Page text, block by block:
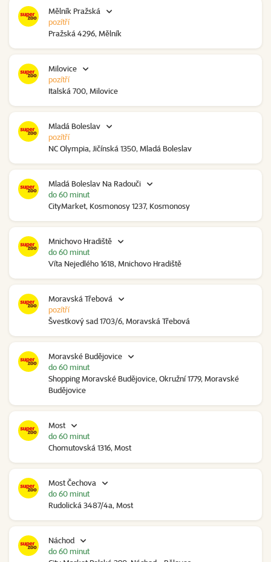
Mělník Pražská
Pražská 4296, Mělník
pozítří
Milovice
Italská 700, Milovice
pozítří
Mladá Boleslav
NC Olympia, Jičínská 1350, Mladá Boleslav
pozítří
Mladá Boleslav Na Radouči
CityMarket, Kosmonosy 1237, Kosmonosy
do 60 minut
Mnichovo Hradiště
Víta Nejedlého 1618, Mnichovo Hradiště
do 60 minut
Moravská Třebová
Švestkový sad 1703/6, Moravská Třebová
pozítří
Moravské Budějovice
Shopping Moravské Budějovice, Okružní 1779, Moravské
Budějovice
do 60 minut
Most
Chomutovská 1316, Most
do 60 minut
Most Čechova
Rudolická 3487/4a, Most
do 60 minut
Náchod
do 60 minut